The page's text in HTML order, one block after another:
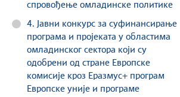
спровођење омладинске политике
4. Јавни конкурс за суфинансирање
програма и пројеката у областима
омладинског сектора који су
одобрени од стране Европске
комисије кроз Еразмус+ програм
Европске уније и програме